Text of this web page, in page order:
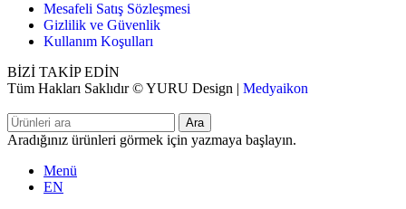
Mesafeli Satış Sözleşmesi
Gizlilik ve Güvenlik
Kullanım Koşulları
BİZİ TAKİP EDİN
Tüm Hakları Saklıdır © YURU Design | Medyaikon
Ara
Aradığınız ürünleri görmek için yazmaya başlayın.
Menü
EN